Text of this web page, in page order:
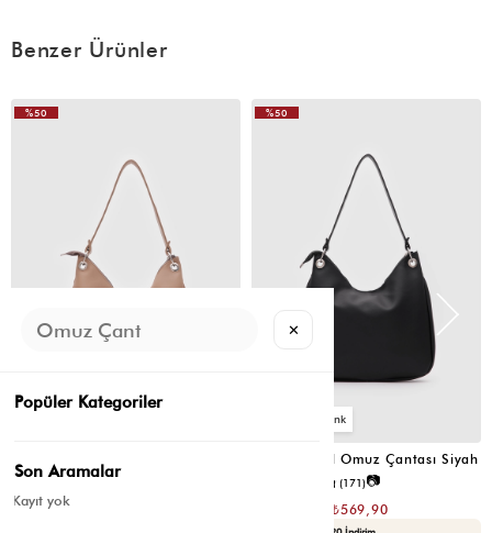
Benzer Ürünler
📷
₺1.139,80
%50
Valerie Oval Omuz Çantası Siyah
(171)📷
₺569,90
%50
✕
Popüler Kategoriler
Son Aramalar
Kayıt yok